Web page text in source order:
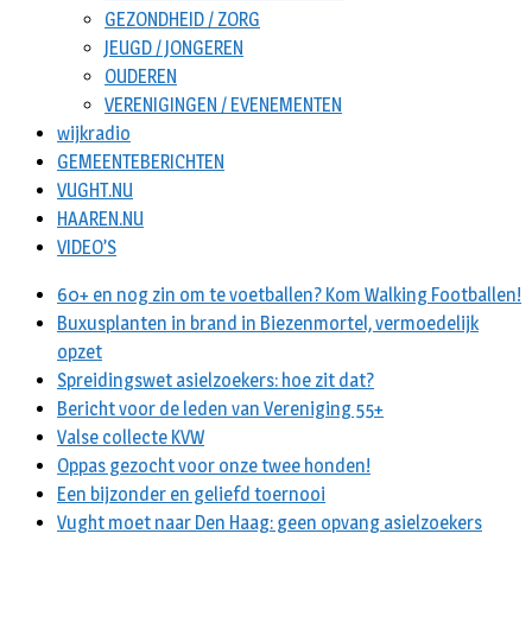
GEZONDHEID / ZORG
JEUGD / JONGEREN
OUDEREN
VERENIGINGEN / EVENEMENTEN
wijkradio
GEMEENTEBERICHTEN
VUGHT.NU
HAAREN.NU
VIDEO’S
60+ en nog zin om te voetballen? Kom Walking Footballen!
Buxusplanten in brand in Biezenmortel, vermoedelijk
opzet
Spreidingswet asielzoekers: hoe zit dat?
Bericht voor de leden van Vereniging 55+
Valse collecte KVW
Oppas gezocht voor onze twee honden!
Een bijzonder en geliefd toernooi
Vught moet naar Den Haag: geen opvang asielzoekers